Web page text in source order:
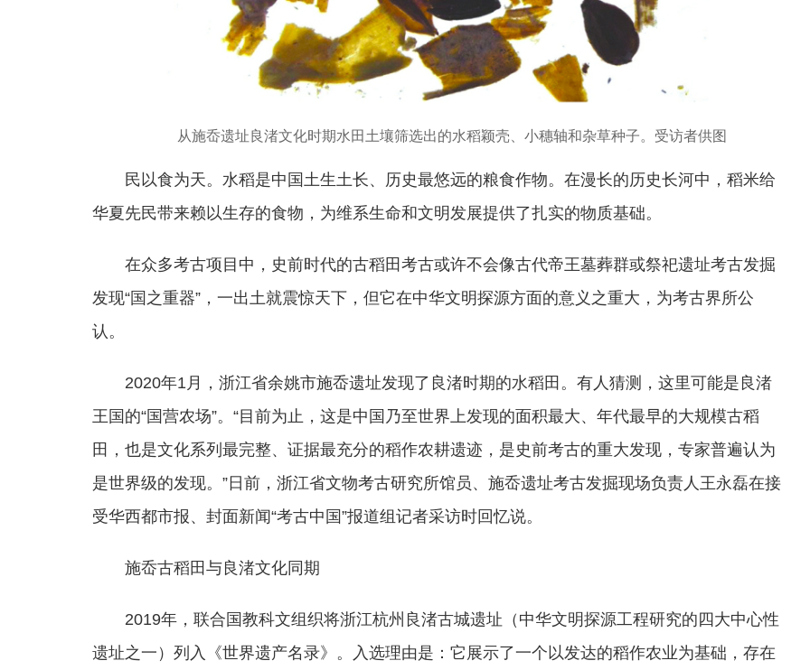
从施岙遗址良渚文化时期水田土壤筛选出的水稻颖壳、小穗轴和杂草种子。受访者供图
民以食为天。水稻是中国土生土长、历史最悠远的粮食作物。在漫长的历史长河中，稻米给
华夏先民带来赖以生存的食物，为维系生命和文明发展提供了扎实的物质基础。
在众多考古项目中，史前时代的古稻田考古或许不会像古代帝王墓葬群或祭祀遗址考古发掘
发现“国之重器”，一出土就震惊天下，但它在中华文明探源方面的意义之重大，为考古界所公
认。
2020年1月，浙江省余姚市施岙遗址发现了良渚时期的水稻田。有人猜测，这里可能是良渚
王国的“国营农场”。“目前为止，这是中国乃至世界上发现的面积最大、年代最早的大规模古稻
田，也是文化系列最完整、证据最充分的稻作农耕遗迹，是史前考古的重大发现，专家普遍认为
是世界级的发现。”日前，浙江省文物考古研究所馆员、施岙遗址考古发掘现场负责人王永磊在接
受华西都市报、封面新闻“考古中国”报道组记者采访时回忆说。
施岙古稻田与良渚文化同期
2019年，联合国教科文组织将浙江杭州良渚古城遗址（中华文明探源工程研究的四大中心性
遗址之一）列入《世界遗产名录》。入选理由是：它展示了一个以发达的稻作农业为基础，存在